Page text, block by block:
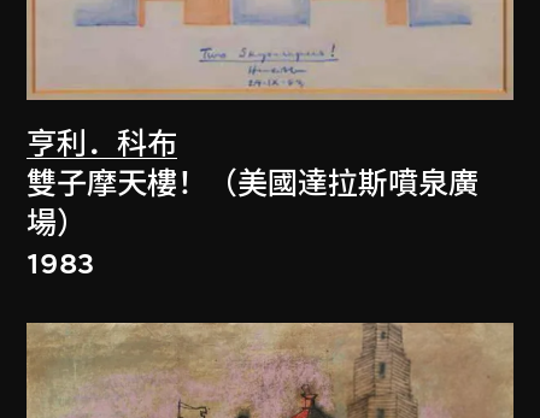
亨利．科布
雙子摩天樓！（美國達拉斯噴泉廣
場）
1983